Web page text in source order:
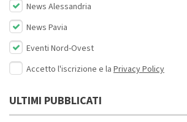
News Alessandria
News Pavia
Eventi Nord-Ovest
Accetto l'iscrizione e la Privacy Policy
ULTIMI PUBBLICATI